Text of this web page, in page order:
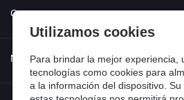
Quienes somos
Contacta con nosotros
Dónde estamos
Preguntas frecuentes
Contacto
Dirección
Calle Ferraz 42, Madrid
Mi cuenta
Utilizamos cookies
Para brindar la mejor experiencia,
tecnologías como cookies para
a la información del dispositivo.